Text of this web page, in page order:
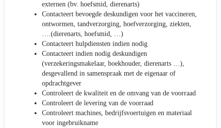
externen (bv. hoefsmid, dierenarts)
Contacteert bevoegde deskundigen voor het vaccineren,
ontwormen, tandverzorging, hoefverzorging, ziekten,
….(dierenarts, hoefsmid, …)
Contacteert hulpdiensten indien nodig
Contacteert indien nodig deskundigen
(verzekeringsmakelaar, boekhouder, dierenarts …),
desgevallend in samenspraak met de eigenaar of
opdrachtgever
Controleert de kwaliteit en de omvang van de voorraad
Controleert de levering van de voorraad
Controleert machines, bedrijfsvoertuigen en materiaal
voor ingebruikname